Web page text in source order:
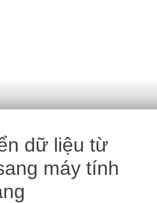
dữ liệu từ
máy tính